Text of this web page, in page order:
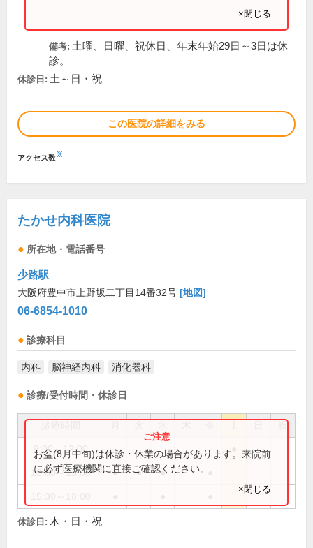
×閉じる
備考: 土曜、日曜、祝休日、年末年始29日～3日は休
診。
休診日: 土～日・祝
この医院の詳細をみる
アクセス数※
たかせ内科医院
所在地・電話番号
少路駅
大阪府豊中市上野坂二丁目14番32号 [地図]
06-6854-1010
診療科目
内科 脳神経内科 消化器科
診療/受付時間・休診日
祝
9:00～12:00
10:00～13:00 ● ● ●
お盆(8月中旬)は休診・休業の場合があります。来院前
に必ず医療機関に直接ご確認ください。
×閉じる
休診日: 木・日・祝